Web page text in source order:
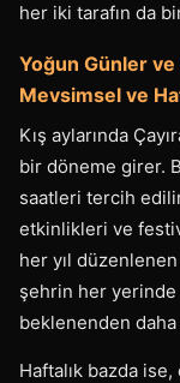
her iki tarafın da
Yoğun Günler ve
Mevsimsel ve
Kış aylarında
bir döneme girer.
saatleri tercih
etkinlikleri ve
her yıl
şehrin her yerinde
beklenenden
Haftalık bazda